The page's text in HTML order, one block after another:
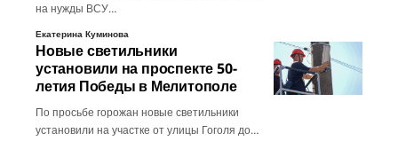
на нужды ВСУ…
Екатерина Куминова
Новые светильники
установили на проспекте 50-
летия Победы в Мелитополе
По просьбе горожан новые светильники
установили на участке от улицы Гоголя до…